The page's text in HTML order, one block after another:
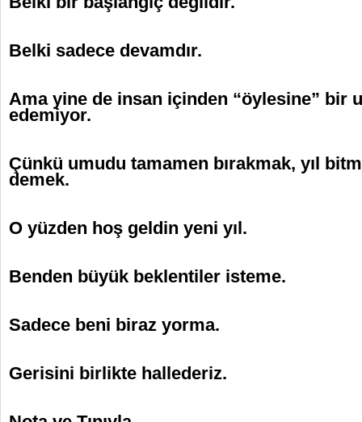
Belki sadece devamdır.
Ama yine de insan içinden “öylesine” bir
edemiyor.
Çünkü umudu tamamen bırakmak, yıl
demek.
O yüzden hoş geldin yeni yıl.
Benden büyük beklentiler isteme.
Sadece beni biraz yorma.
Gerisini birlikte hallederiz.